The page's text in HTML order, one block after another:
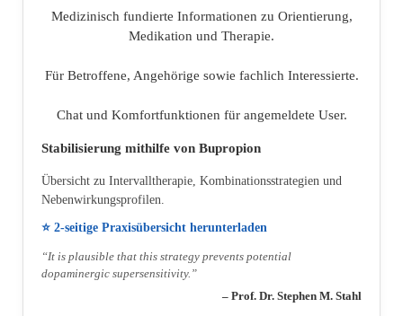
Medizinisch fundierte Informationen zu Orientierung,
Medikation und Therapie.
Für Betroffene, Angehörige sowie fachlich Interessierte.
Chat und Komfortfunktionen für angemeldete User.
Stabilisierung mithilfe von Bupropion
Übersicht zu Intervalltherapie, Kombinationsstrategien und
Nebenwirkungsprofilen.
⭐ 2‑seitige Praxisübersicht herunterladen
“It is plausible that this strategy prevents potential
dopaminergic supersensitivity.”
– Prof. Dr. Stephen M. Stahl